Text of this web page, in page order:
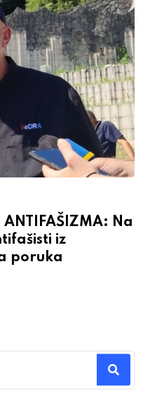
ANTIFAŠIZMA: Na
iz
poruka